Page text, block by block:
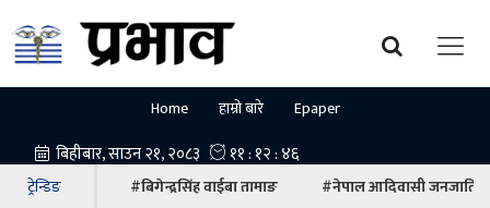
Home हाम्रो बारे Epaper
ट्रेन्डिङ #बिगेन्द्रसिंह वाईबा तामाङ #नेपाल आदिवासी जनजाति